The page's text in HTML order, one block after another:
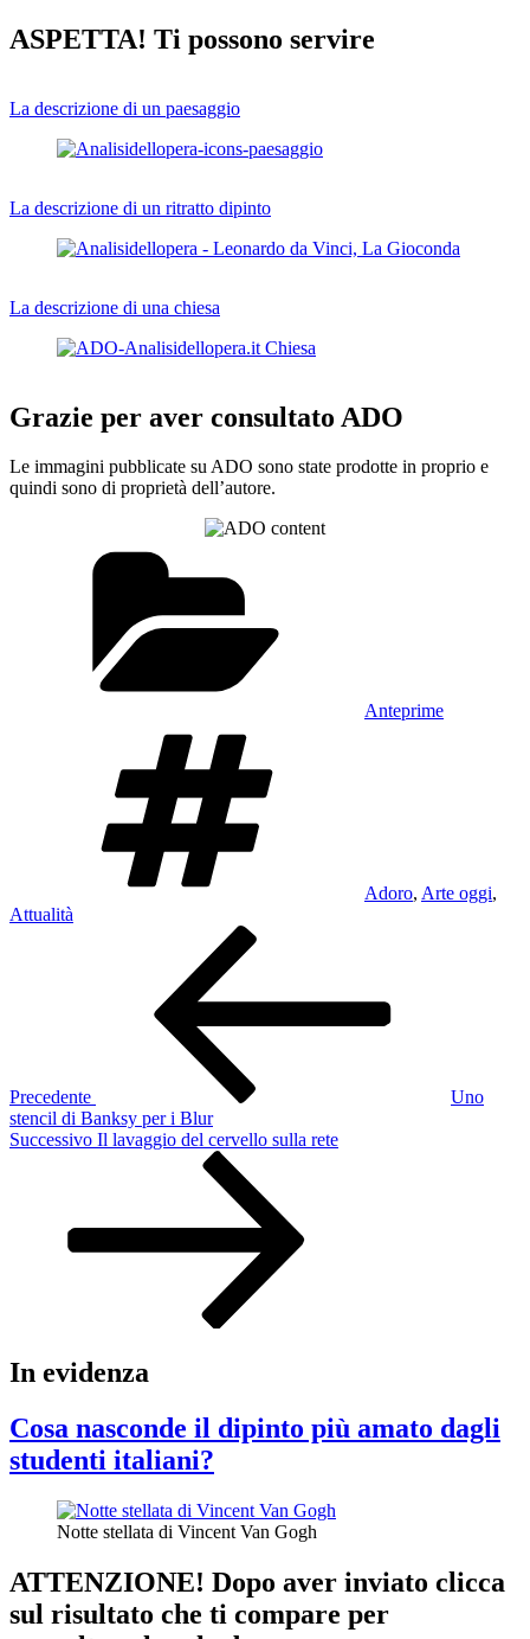
ASPETTA! Ti possono servire
La descrizione di un paesaggio
La descrizione di un ritratto dipinto
La descrizione di una chiesa
Grazie per aver consultato ADO
Le immagini pubblicate su ADO sono state prodotte in proprio e
quindi sono di proprietà dell’autore.
Anteprime
Adoro, Arte oggi,
Attualità
Precedente
Uno
stencil di Banksy per i Blur
Articolo
Successivo Il lavaggio del cervello sulla rete
In evidenza
Cosa nasconde il dipinto più amato dagli
studenti italiani?
Notte stellata di Vincent Van Gogh
ATTENZIONE! Dopo aver inviato clicca
sul risultato che ti compare per